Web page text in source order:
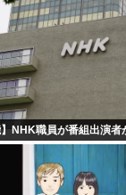
】NHK職員が番組出演者